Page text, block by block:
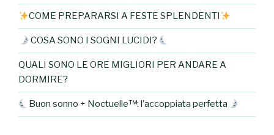
COME PREPARARSI A FESTE SPLENDENTI
COSA SONO I SOGNI LUCIDI?
QUALI SONO LE ORE MIGLIORI PER ANDARE A
DORMIRE?
Buon sonno + Noctuelle™: l’accoppiata perfetta